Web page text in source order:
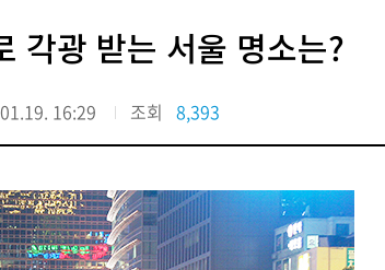
각광 받는 서울 명소는?
16:29 조회 8,393